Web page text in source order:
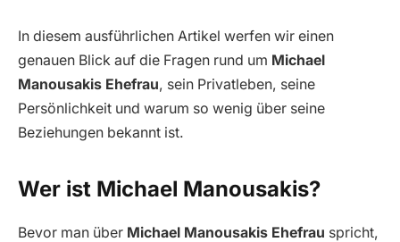
In diesem ausführlichen Artikel werfen wir einen
genauen Blick auf die Fragen rund um Michael
Manousakis Ehefrau, sein Privatleben, seine
Persönlichkeit und warum so wenig über seine
Beziehungen bekannt ist.
Wer ist Michael Manousakis?
Bevor man über Michael Manousakis Ehefrau spricht,